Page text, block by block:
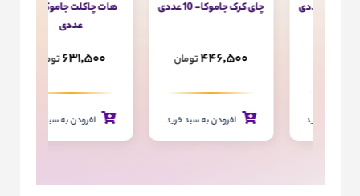
چای کرک جاموکا- 10 عددی
446,500تومان
افزودن به سبد خرید
هات چاکلت جاموکا- 16
631,500تومان
افزودن به سبد خرید